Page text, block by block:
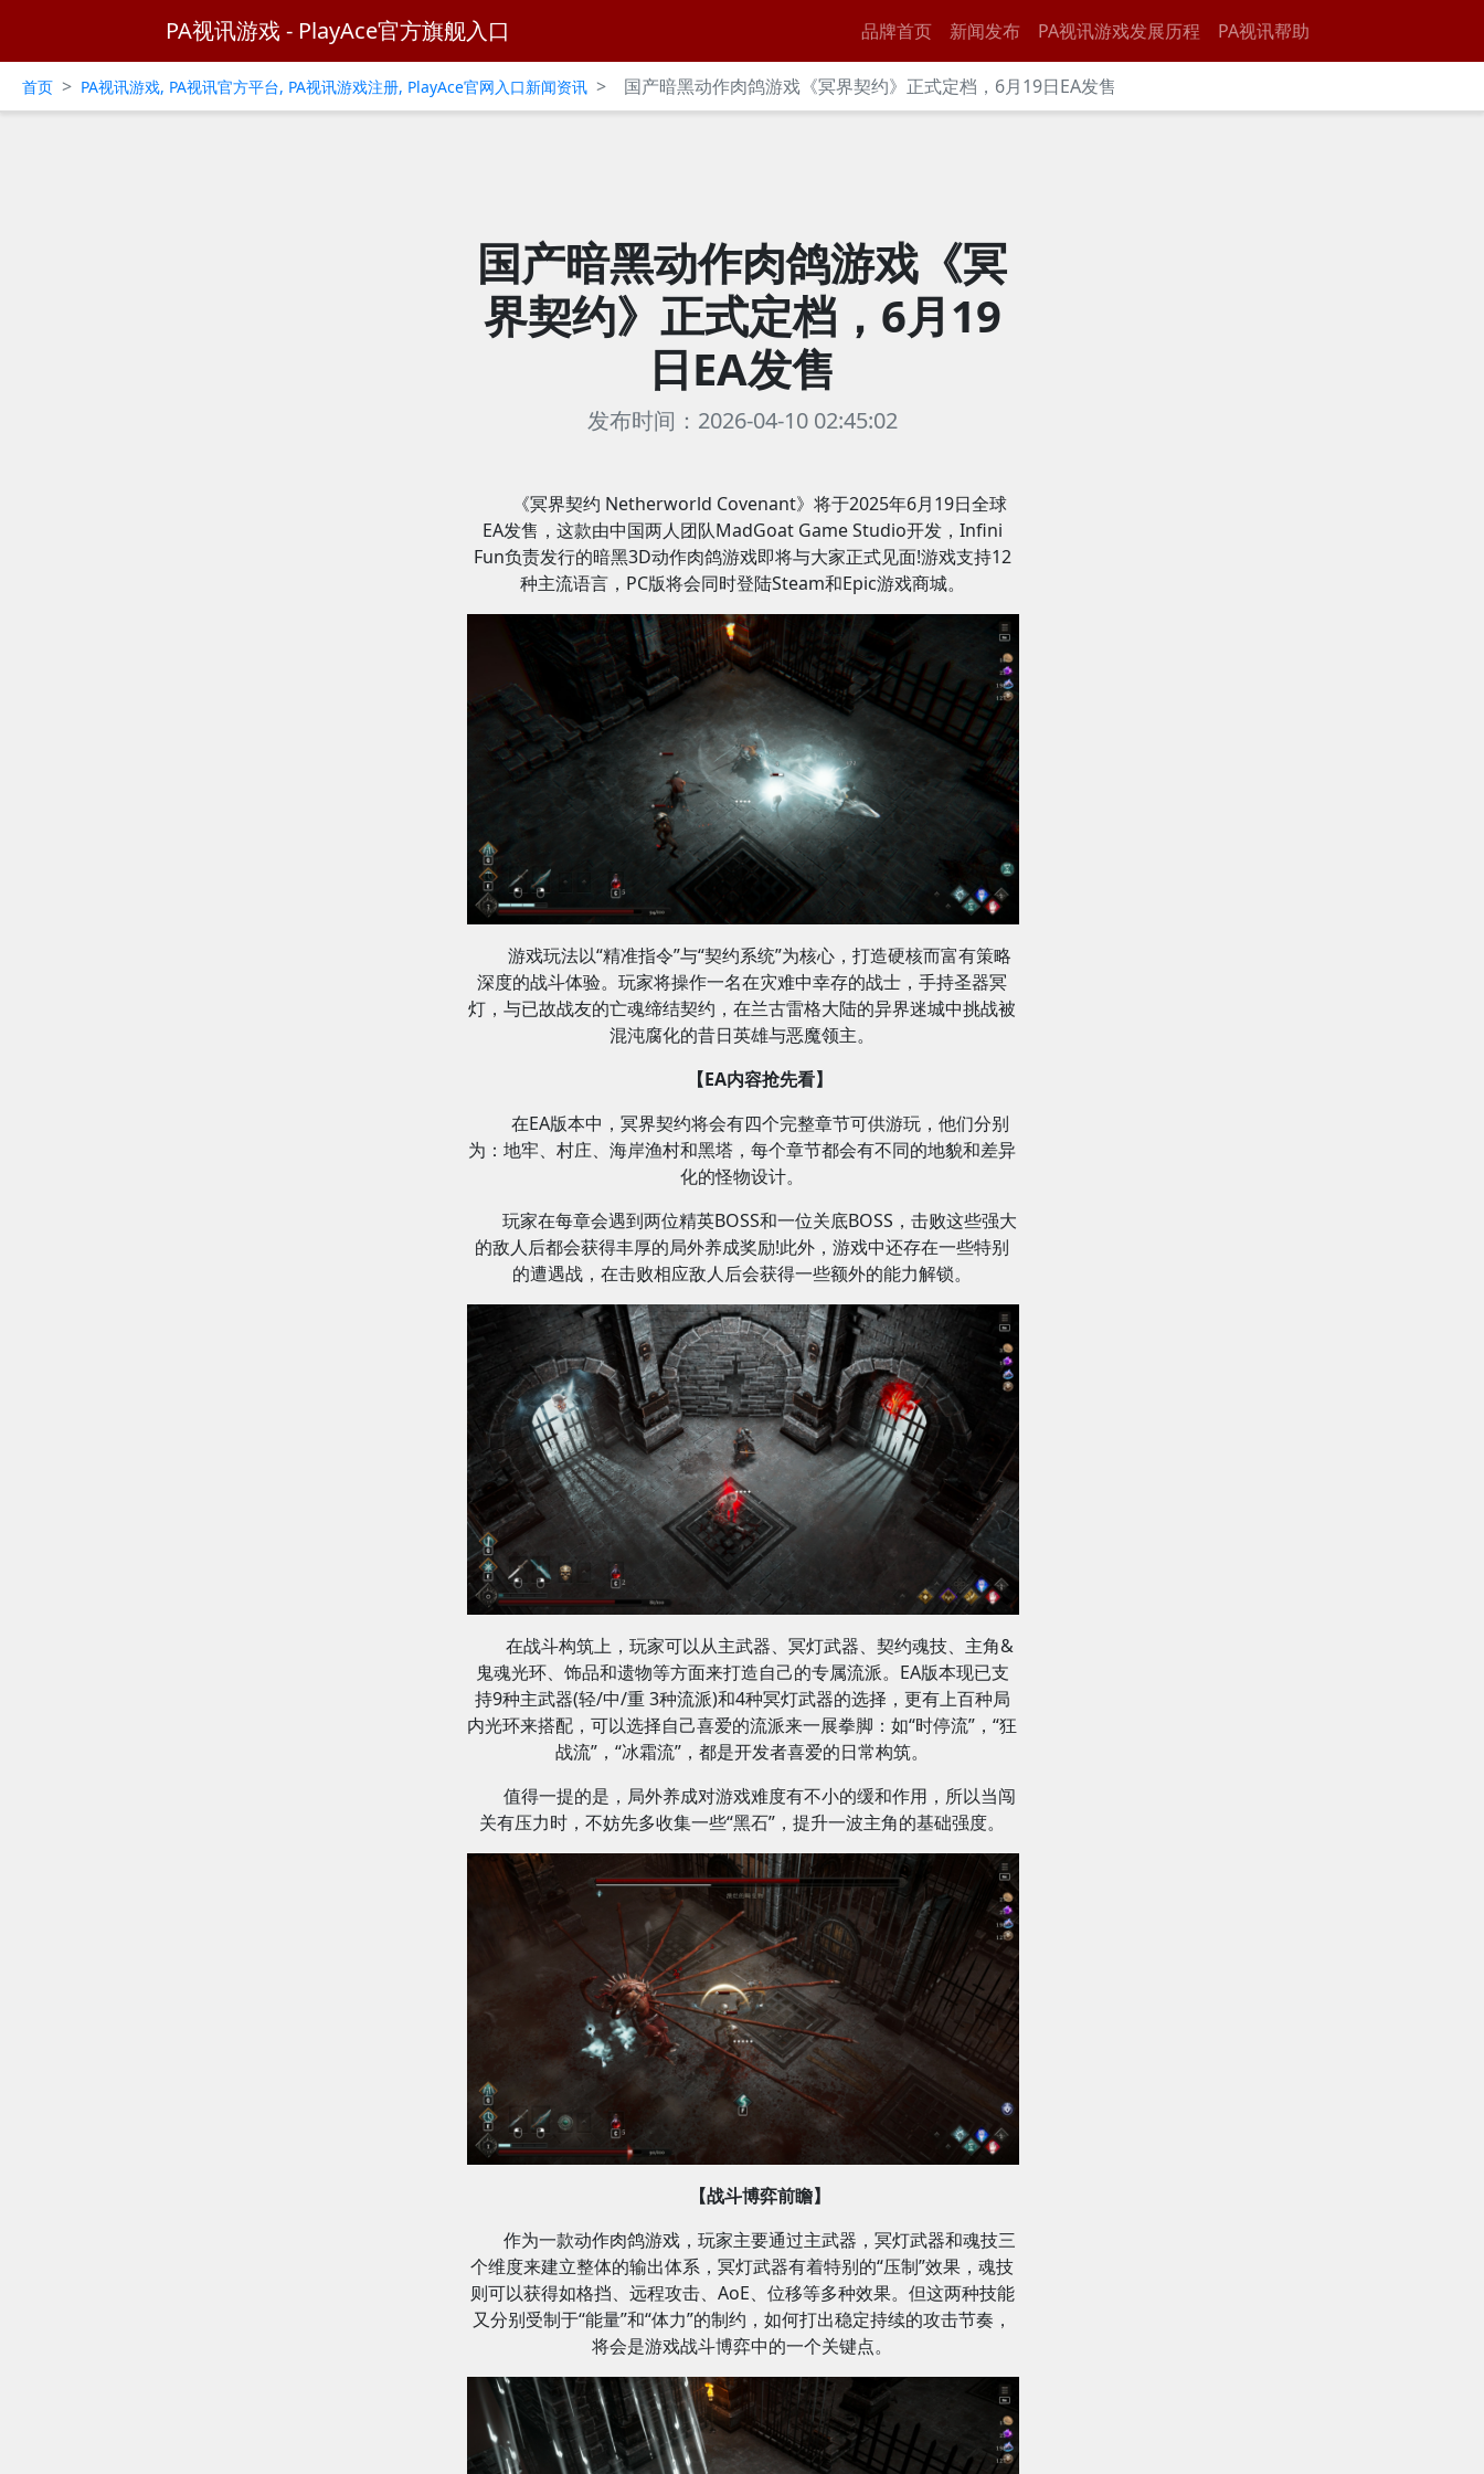
PA视讯游戏 - PlayAce官方旗舰入口 品牌首页 新闻发布 PA视讯游戏发展历程 PA视讯帮助
首页 > PA视讯游戏, PA视讯官方平台, PA视讯游戏注册, PlayAce官网入口新闻资讯 > 国产暗黑动作肉鸽游戏《冥界契约》正式定档，6月19日EA发售
国产暗黑动作肉鸽游戏《冥
界契约》正式定档，6月19
日EA发售
发布时间：2026-04-10 02:45:02
《冥界契约 Netherworld Covenant》将于2025年6月19日全球
EA发售，这款由中国两人团队MadGoat Game Studio开发，Infini
Fun负责发行的暗黑3D动作肉鸽游戏即将与大家正式见面!游戏支持12
种主流语言，PC版将会同时登陆Steam和Epic游戏商城。
游戏玩法以“精准指令”与“契约系统”为核心，打造硬核而富有策略
深度的战斗体验。玩家将操作一名在灾难中幸存的战士，手持圣器冥
灯，与已故战友的亡魂缔结契约，在兰古雷格大陆的异界迷城中挑战被
混沌腐化的昔日英雄与恶魔领主。
【EA内容抢先看】
在EA版本中，冥界契约将会有四个完整章节可供游玩，他们分别
为：地牢、村庄、海岸渔村和黑塔，每个章节都会有不同的地貌和差异
化的怪物设计。
玩家在每章会遇到两位精英BOSS和一位关底BOSS，击败这些强大
的敌人后都会获得丰厚的局外养成奖励!此外，游戏中还存在一些特别
的遭遇战，在击败相应敌人后会获得一些额外的能力解锁。
在战斗构筑上，玩家可以从主武器、冥灯武器、契约魂技、主角&
鬼魂光环、饰品和遗物等方面来打造自己的专属流派。EA版本现已支
持9种主武器(轻/中/重 3种流派)和4种冥灯武器的选择，更有上百种局
内光环来搭配，可以选择自己喜爱的流派来一展拳脚：如“时停流”，“狂
战流”，“冰霜流”，都是开发者喜爱的日常构筑。
值得一提的是，局外养成对游戏难度有不小的缓和作用，所以当闯
关有压力时，不妨先多收集一些“黑石”，提升一波主角的基础强度。
【战斗博弈前瞻】
作为一款动作肉鸽游戏，玩家主要通过主武器，冥灯武器和魂技三
个维度来建立整体的输出体系，冥灯武器有着特别的“压制”效果，魂技
则可以获得如格挡、远程攻击、AoE、位移等多种效果。但这两种技能
又分别受制于“能量”和“体力”的制约，如何打出稳定持续的攻击节奏，
将会是游戏战斗博弈中的一个关键点。